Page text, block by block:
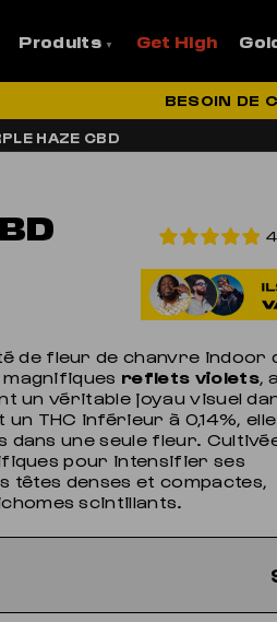
Produits Get High
LIVRAISON OFFERTE
BESOIN DE
HAZE CBD
de fleur de chanvre indoor
reflets violets,
un véritable joyau visuel
un THC inférieur à 0,14%, elle
une seule fleur.
pour intensifier ses
têtes denses et compactes,
scintillants.